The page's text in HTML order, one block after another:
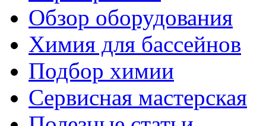
Обзор оборудования
Химия для бассейнов
Подбор химии
Сервисная мастерская